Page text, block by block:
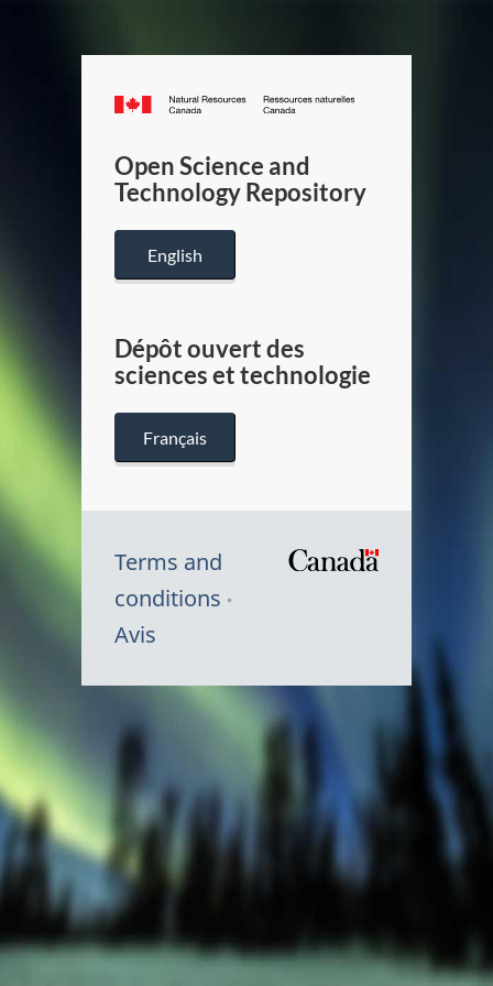
Canada.ca
/
Canada
Open Science and
Technology Repository
English
Dépôt ouvert des
sciences et technologie
Français
Terms and
conditions
Avis
Canada